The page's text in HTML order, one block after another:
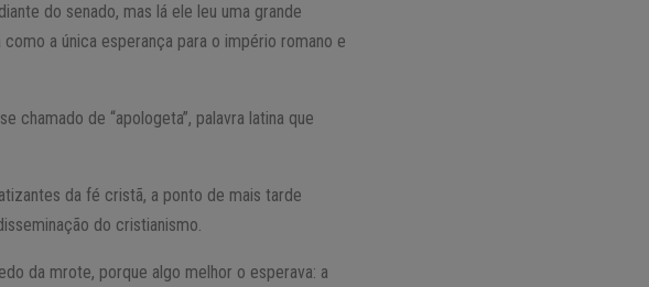
do senado, mas lá ele leu uma grande
a única esperança para o império romano e
chamado de “apologeta”, palavra latina que
da fé cristã, a ponto de mais tarde
do cristianismo.
da mrote, porque algo melhor o esperava: a